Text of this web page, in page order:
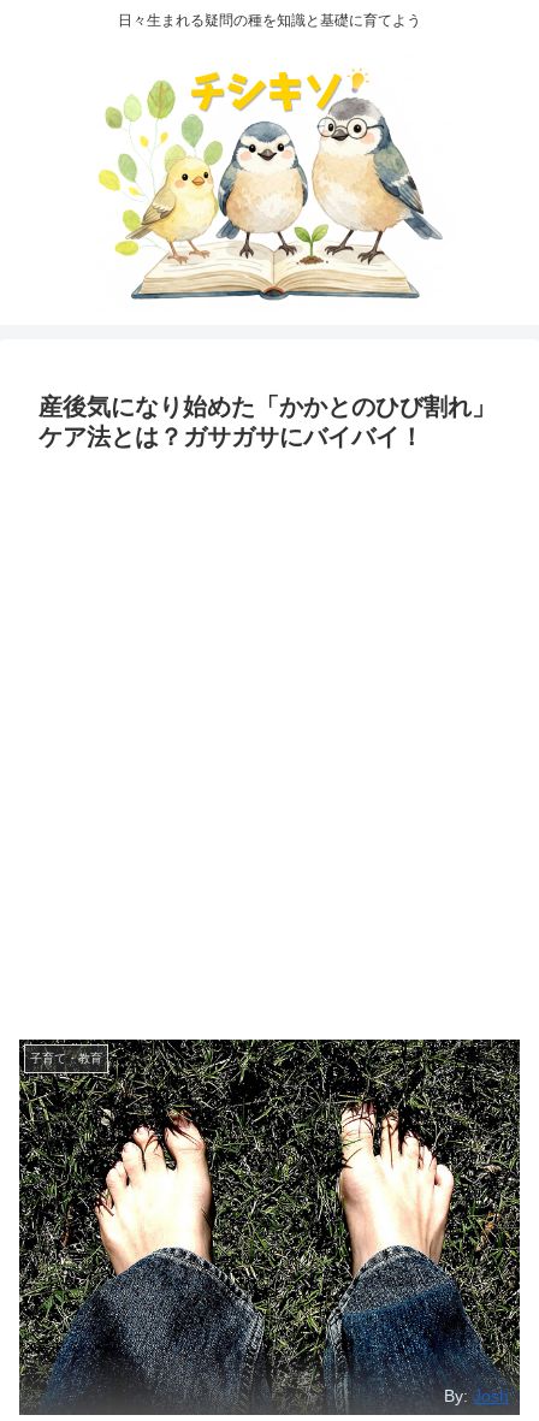
日々生まれる疑問の種を知識と基礎に育てよう
産後気になり始めた「かかとのひび割れ」
ケア法とは？ガサガサにバイバイ！
子育て・教育
By:Josh